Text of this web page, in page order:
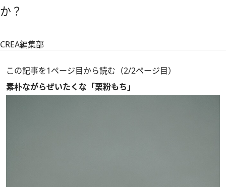
か？
CREA編集部
この記事を1ページ目から読む（2/2ページ目）
素朴ながらぜいたくな「栗粉もち」